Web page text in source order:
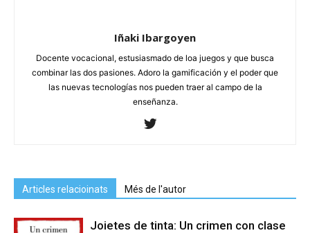
Iñaki Ibargoyen
Docente vocacional, estusiasmado de loa juegos y que busca
combinar las dos pasiones. Adoro la gamificación y el poder que
las nuevas tecnologías nos pueden traer al campo de la
enseñanza.
Articles relacioinats Més de l'autor
Joietes de tinta: Un crimen con clase